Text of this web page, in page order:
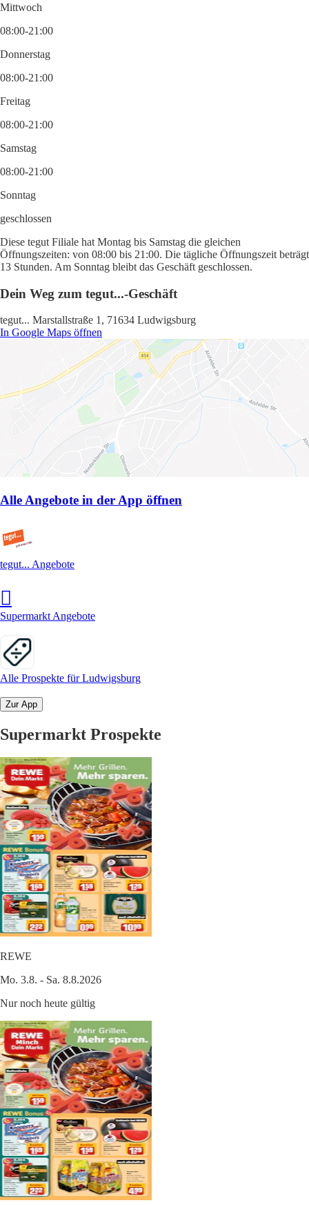
Mittwoch
08:00-21:00
Donnerstag
08:00-21:00
Freitag
08:00-21:00
Samstag
08:00-21:00
Sonntag
geschlossen
Diese tegut Filiale hat Montag bis Samstag die gleichen
Öffnungszeiten: von 08:00 bis 21:00. Die tägliche Öffnungszeit beträgt
13 Stunden. Am Sonntag bleibt das Geschäft geschlossen.
Dein Weg zum tegut...-Geschäft
tegut... Marstallstraße 1, 71634 Ludwigsburg
In Google Maps öffnen
Alle Angebote in der App öffnen
tegut... Angebote
Supermarkt Angebote
Alle Prospekte für Ludwigsburg
Zur App
Supermarkt Prospekte
REWE
Mo. 3.8. - Sa. 8.8.2026
Nur noch heute gültig